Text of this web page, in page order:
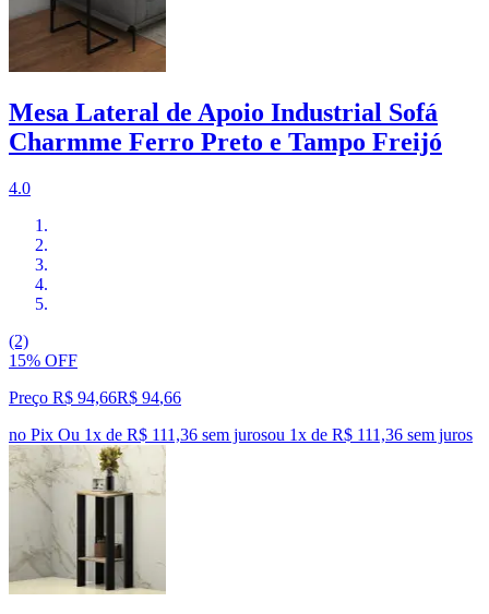
Mesa Lateral de Apoio Industrial Sofá
Charmme Ferro Preto e Tampo Freijó
4.0
(2)
15% OFF
Preço R$ 94,66R$ 94,66
no Pix Ou 1x de R$ 111,36 sem jurosou 1x de R$ 111,36 sem juros